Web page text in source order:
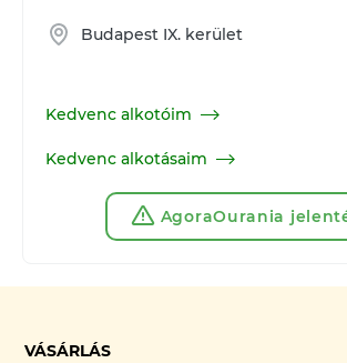
Budapest IX. kerület
Kedvenc alkotóim
Kedvenc alkotásaim
AgoraOurania
VÁSÁRLÁS